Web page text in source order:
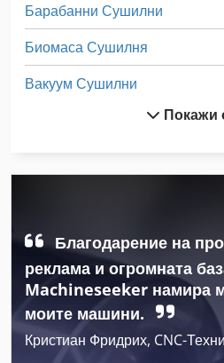
Барабанни Сушилни
Биомаса Сушилня
Вакуум Сушилни
Винт Обезщетение Чък
Въздух Въздух Топлообменник
Въздух Таблица
Въздуха Пещ
Горещ Въздух
Покажи
Благодарение на
реклама и огромната
Machineseeker намира
моите машини.
Кристиан Фридрих, CNC-